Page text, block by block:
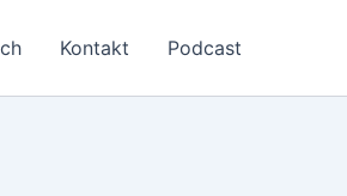
Kontakt Podcast